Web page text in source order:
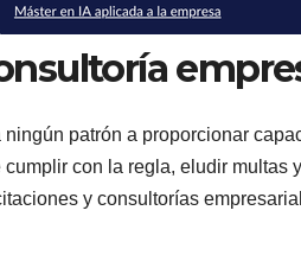
patrón a proporcionar
con la regla, eludir multas
y consultorías